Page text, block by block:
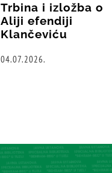
Trbina i izložba o
Aliji efendiji
Klančeviću
04.07.2026.